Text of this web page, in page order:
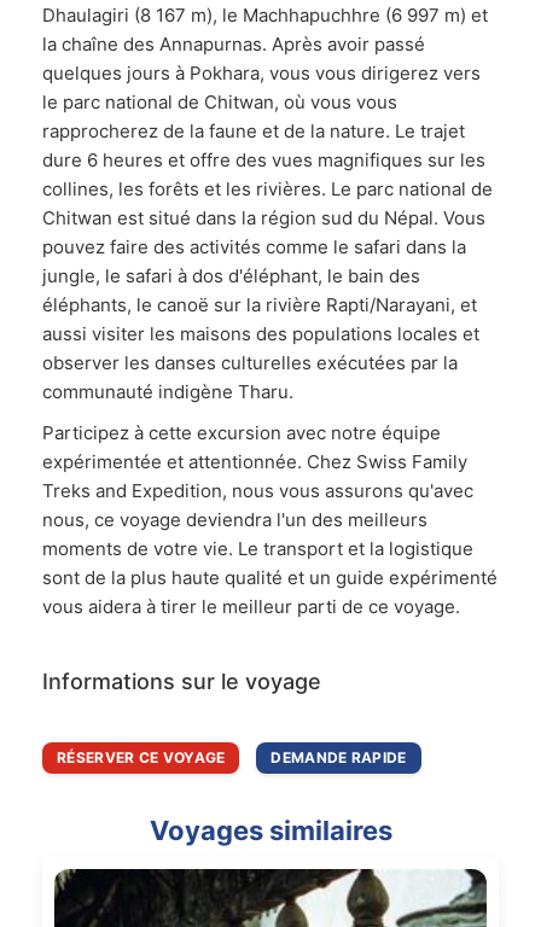
Dhaulagiri (8 167 m), le Machhapuchhre (6 997 m) et
la chaîne des Annapurnas. Après avoir passé
quelques jours à Pokhara, vous vous dirigerez vers
le parc national de Chitwan, où vous vous
rapprocherez de la faune et de la nature. Le trajet
dure 6 heures et offre des vues magnifiques sur les
collines, les forêts et les rivières. Le parc national de
Chitwan est situé dans la région sud du Népal. Vous
pouvez faire des activités comme le safari dans la
jungle, le safari à dos d'éléphant, le bain des
éléphants, le canoë sur la rivière Rapti/Narayani, et
aussi visiter les maisons des populations locales et
observer les danses culturelles exécutées par la
communauté indigène Tharu.
Participez à cette excursion avec notre équipe
expérimentée et attentionnée. Chez Swiss Family
Treks and Expedition, nous vous assurons qu'avec
nous, ce voyage deviendra l'un des meilleurs
moments de votre vie. Le transport et la logistique
sont de la plus haute qualité et un guide expérimenté
vous aidera à tirer le meilleur parti de ce voyage.
Informations sur le voyage
RÉSERVER CE VOYAGE DEMANDE RAPIDE
Voyages similaires